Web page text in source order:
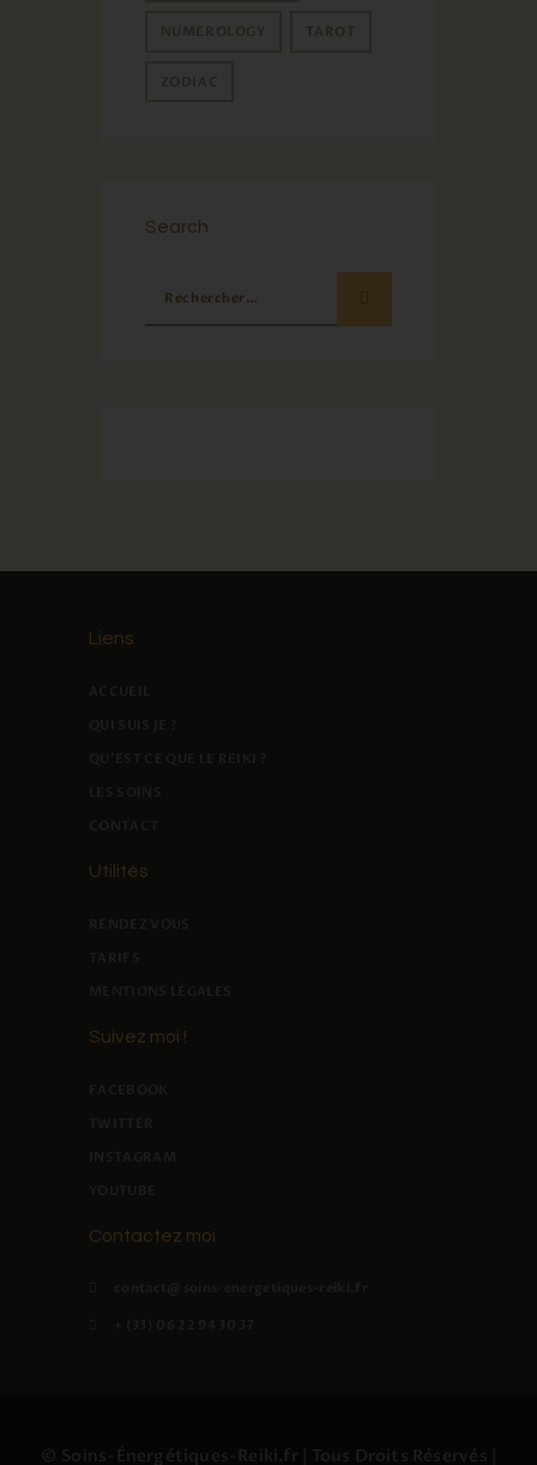
NUMEROLOGY TAROT
ZODIAC
Search
Liens
Utilités
Suivez moi !
Contactez moi
© Soins-Énergétiques-Reiki.fr | Tous Droits Réservés |